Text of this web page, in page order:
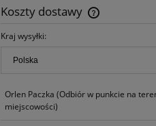
Koszty dostawy
Kraj wysyłki:
Orlen Paczka (Odbiór w punkcie na
miejscowości)